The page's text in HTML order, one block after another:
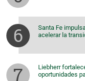
Santa Fe
acelerar la
Liebherr
oportunidades